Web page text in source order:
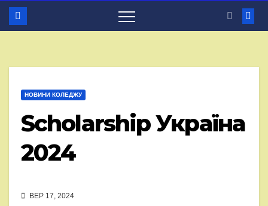
НОВИНИ КОЛЕДЖУ
Scholarship Україна
2024
ВЕР 17, 2024